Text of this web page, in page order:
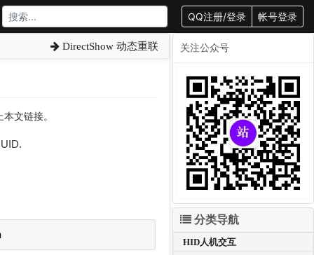
QQ注册/登录 帐号登录
DirectShow 动态重联
文链接。
关注公众号
分类导航
HID人机交互